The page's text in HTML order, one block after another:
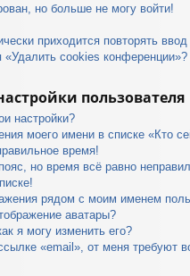
но больше не могу войти!
приходится повторять
«Удалить cookies конференции»?
пользователя
настройки?
моего имени в списке «Кто
время!
но время всё равно
рядом с моим именем
аватары?
я могу изменить его?
«email», от меня требуют